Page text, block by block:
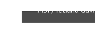
MSF/Tetiana